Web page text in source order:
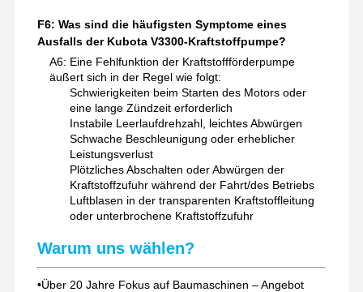
F6: Was sind die häufigsten Symptome eines
Ausfalls der Kubota V3300-Kraftstoffpumpe?
A6: Eine Fehlfunktion der Kraftstoffförderpumpe
äußert sich in der Regel wie folgt:
Schwierigkeiten beim Starten des Motors oder
eine lange Zündzeit erforderlich
Instabile Leerlaufdrehzahl, leichtes Abwürgen
Schwache Beschleunigung oder erheblicher
Leistungsverlust
Plötzliches Abschalten oder Abwürgen der
Kraftstoffzufuhr während der Fahrt/des Betriebs
Luftblasen in der transparenten Kraftstoffleitung
oder unterbrochene Kraftstoffzufuhr
Warum uns wählen?
•Über 20 Jahre Fokus auf Baumaschinen – Angebot